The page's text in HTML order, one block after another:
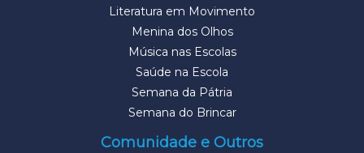
Literatura em Movimento
Menina dos Olhos
Música nas Escolas
Saúde na Escola
Semana da Pátria
Semana do Brincar
Comunidade e Outros